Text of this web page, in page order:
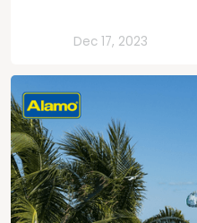
Dec 17, 2023